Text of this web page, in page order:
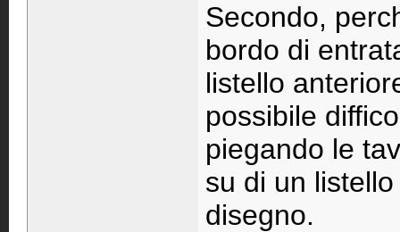
Secondo,
bordo di
listello
possibile
piegando le
su di un
disegno.